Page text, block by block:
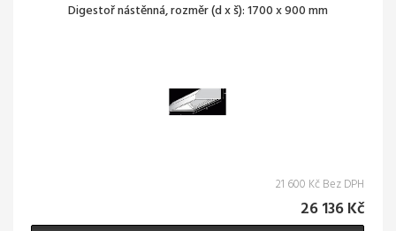
Digestoř nástěnná, rozměr (d x š): 1700 x 900 mm
21 600 Kč Bez DPH
26 136 Kč